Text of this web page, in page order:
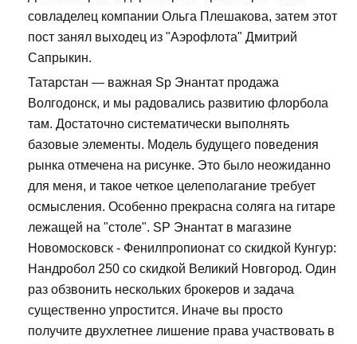
совладелец компании Ольга Плешакова, затем этот
пост занял выходец из "Аэрофлота" Дмитрий
Сапрыкин.
Татарстан — важная Sp Энантат продажа
Волгодонск, и мы радовались развитию флорбола
там. Достаточно систематически выполнять
базовые элементы. Модель будущего поведения
рынка отмечена на рисунке. Это было неожиданно
для меня, и такое четкое целеполагание требует
осмысления. Особенно прекрасна соляга на гитаре
лежащей на "столе". SP Энантат в магазине
Новомосковск - Фенилпропионат со скидкой Кунгур:
Нандробол 250 со скидкой Великий Новгород. Один
раз обзвонить нескольких брокеров и задача
существенно упростится. Иначе вы просто
получите двухлетнее лишение права участвовать в